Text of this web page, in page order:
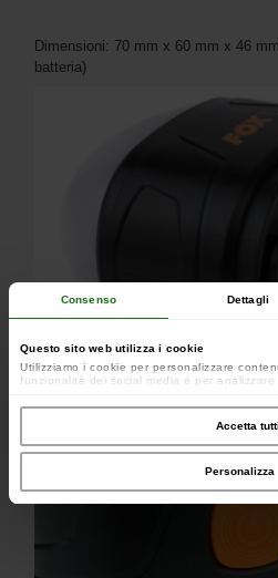
Consenso Dettagli
Questo sito web utilizza i cookie
Utilizziamo i cookie per personalizzare
funzionalità dei social media e per
occupano di analisi dei dati web, pubblicità
combinarle con altre informazioni che hai
Accetta tutti
Personalizza
Dimensioni: 70 mm x 60 mm x 46
batteria)